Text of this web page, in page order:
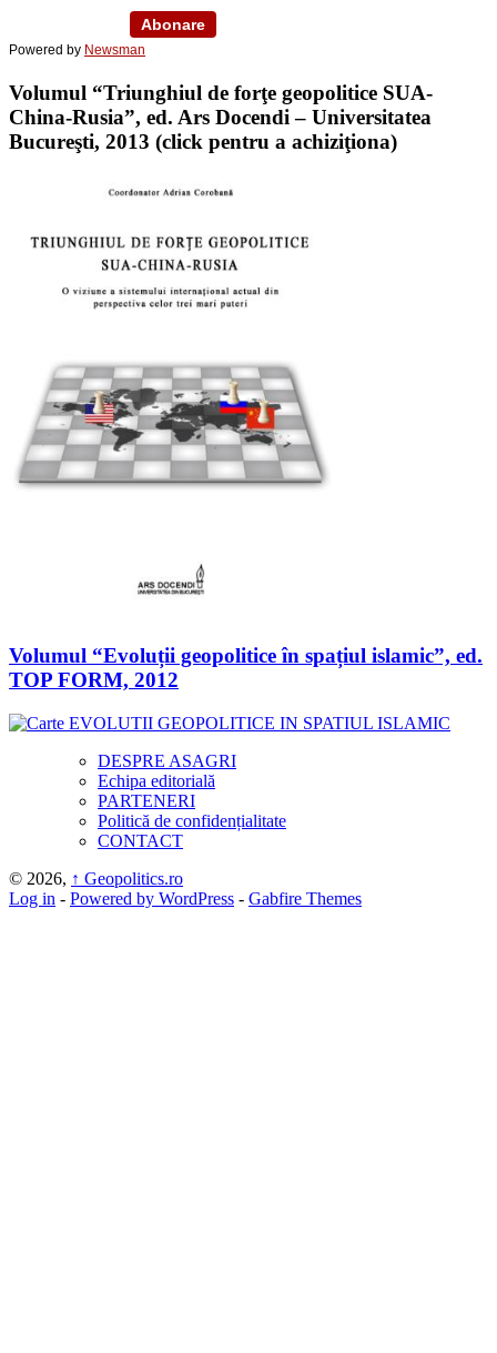
Powered by Newsman
Volumul “Triunghiul de forţe geopolitice SUA-
China-Rusia”, ed. Ars Docendi – Universitatea
Bucureşti, 2013 (click pentru a achiziţiona)
Volumul “Evoluții geopolitice în spațiul islamic”, ed.
TOP FORM, 2012
DESPRE ASAGRI
Echipa editorială
PARTENERI
Politică de confidențialitate
CONTACT
© 2026, ↑ Geopolitics.ro
Log in - Powered by WordPress - Gabfire Themes